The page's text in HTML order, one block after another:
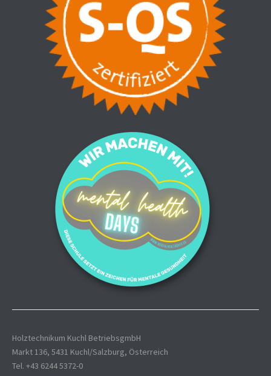
Holztechnikum Kuchl BetriebsgmbH
Markt 136, 5431 Kuchl/Salzburg, Österreich
Tel. +43 6244 5372-0